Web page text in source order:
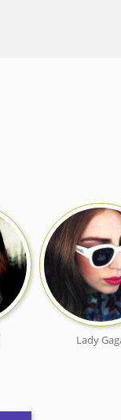
Lady